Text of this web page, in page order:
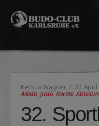
Budo-
Club
e.V.
Kerstin Wagner 22. April
Aikido,Judo,Karate,
32.